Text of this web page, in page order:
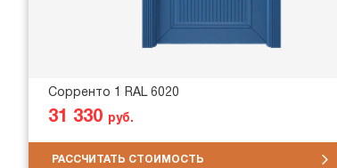
Сорренто 1 RAL 6020
31 330 руб.
РАССЧИТАТЬ СТОИМОСТЬ